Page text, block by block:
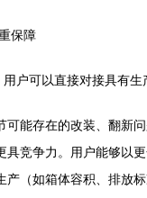
保障
户可以直接对接具有
可能存在的改装、翻新
竞争力。用户能够以
产（如箱体容积、排放